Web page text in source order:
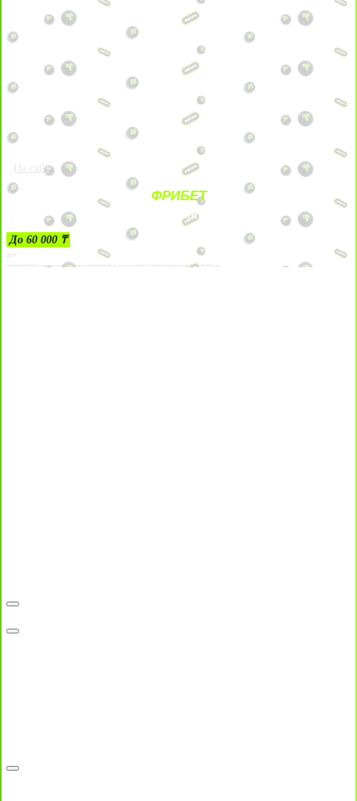
На сайт
ФРИБЕТ
ЗА ДЕПОЗИТЫ
До 60 000 ₸
21+
Лицензии №24514359, выданной комитетом индустрии туризма Министерства культуры и спорта Республики Казахстан срок до 27 сентября 2034 года.